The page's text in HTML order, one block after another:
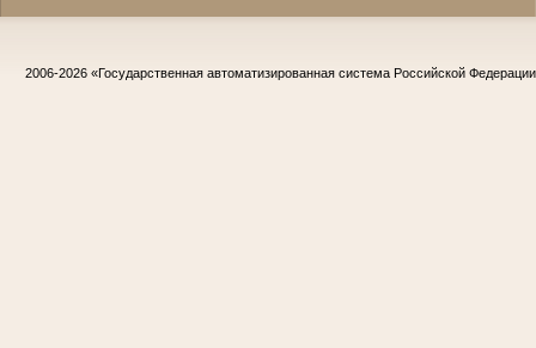
2006-2026 «Государственная автоматизированная система Российской